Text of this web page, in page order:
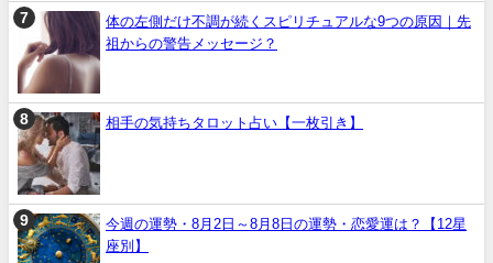
体の左側だけ不調が続くスピリチュアルな9つの原因｜先
祖からの警告メッセージ？
相手の気持ちタロット占い【一枚引き】
今週の運勢・8月2日～8月8日の運勢・恋愛運は？【12星
座別】